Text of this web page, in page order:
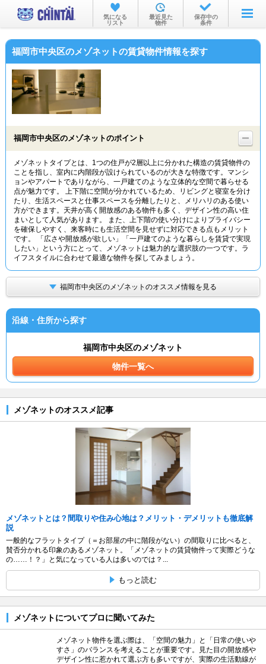
お部屋を探す
沿線・駅から
物件特集から
TOP
気になる
リスト
最近見た
物件
保存中の
条件
福岡市中央区のメゾネットの賃貸物件情報を探す
福岡市中央区のメゾネットのポイント
メゾネットタイプとは、1つの住戸が2層以上に分かれた構造の賃貸物件の
ことを指し、室内に内階段が設けられているのが大きな特徴です。マンシ
ョンやアパートでありながら、一戸建てのような立体的な空間で暮らせる
点が魅力です。 上下階に空間が分かれているため、リビングと寝室を分け
たり、生活スペースと仕事スペースを分離したりと、メリハリのある使い
方ができます。天井が高く開放感のある物件も多く、デザイン性の高い住
まいとして人気があります。 また、上下階の使い分けによりプライバシー
を確保しやすく、来客時にも生活空間を見せずに対応できる点もメリット
です。 「広さや開放感が欲しい」「一戸建てのような暮らしを賃貸で実現
したい」という方にとって、メゾネットは魅力的な選択肢の一つです。ラ
イフスタイルに合わせて最適な物件を探してみましょう。
福岡市中央区のメゾネットのオススメ情報を見る
沿線・住所から探す
福岡市中央区のメゾネット
物件一覧へ
メゾネットのオススメ記事
メゾネットとは？間取りや住み心地は？メリット・デメリットも徹底解
説
一般的なフラットタイプ（＝お部屋の中に階段がない）の間取りに比べると、
賛否分かれる印象のあるメゾネット。「メゾネットの賃貸物件って実際どうな
の……！？」と気になっている人は多いのでは？...
もっと読む
メゾネットについてプロに聞いてみた
メゾネット物件を選ぶ際は、「空間の魅力」と「日常の使いや
すさ」のバランスを考えることが重要です。見た目の開放感や
デザイン性に惹かれて選ぶ方も多いですが、実際の生活動線が